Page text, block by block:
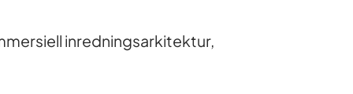
inredningsarkitektur,